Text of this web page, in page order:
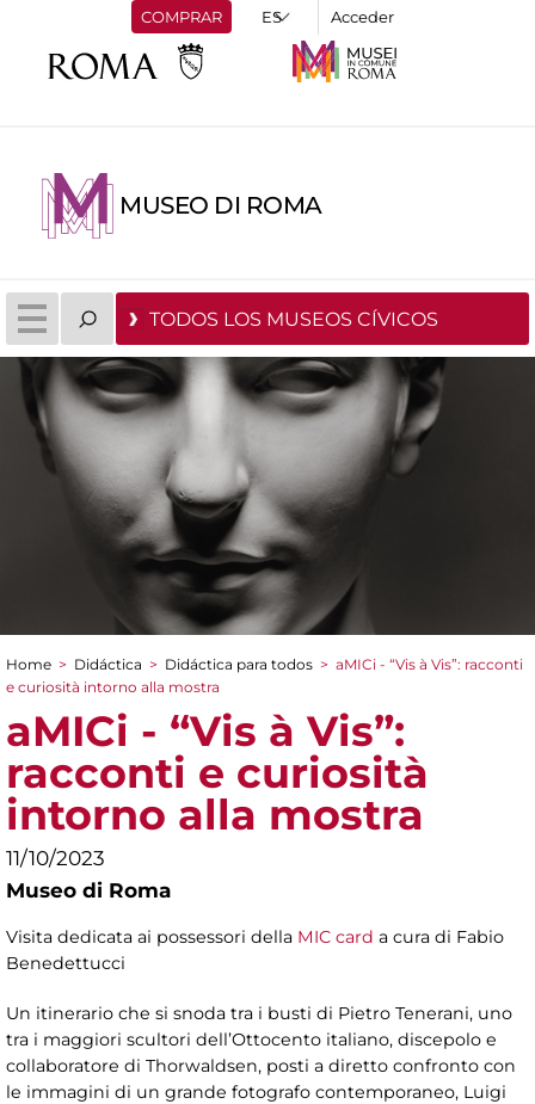
COMPRAR Acceder
MUSEO DI ROMA
TODOS LOS MUSEOS CÍVICOS
You are here
Home > Didáctica > Didáctica para todos > aMICi - “Vis à Vis”: racconti
e curiosità intorno alla mostra
aMICi - “Vis à Vis”:
racconti e curiosità
intorno alla mostra
11/10/2023
Museo di Roma
Visita dedicata ai possessori della MIC card a cura di Fabio
Benedettucci
Un itinerario che si snoda tra i busti di Pietro Tenerani, uno
tra i maggiori scultori dell’Ottocento italiano, discepolo e
collaboratore di Thorwaldsen, posti a diretto confronto con
le immagini di un grande fotografo contemporaneo, Luigi